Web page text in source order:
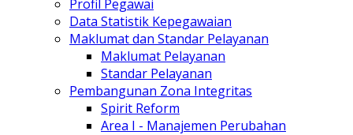
Profil Pegawai
Data Statistik Kepegawaian
Maklumat dan Standar Pelayanan
Maklumat Pelayanan
Standar Pelayanan
Pembangunan Zona Integritas
Spirit Reform
Area I - Manajemen Perubahan